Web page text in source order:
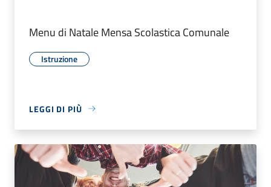
Menu di Natale Mensa Scolastica Comunale
Istruzione
LEGGI DI PIÙ